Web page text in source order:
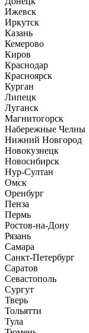
Ижевск
Иркутск
Казань
Кемерово
Киров
Краснодар
Красноярск
Курган
Липецк
Луганск
Магнитогорск
Набережные Челны
Нижний Новгород
Новокузнецк
Новосибирск
Нур-Султан
Омск
Оренбург
Пенза
Пермь
Ростов-на-Дону
Рязань
Самара
Санкт-Петербург
Саратов
Севастополь
Сургут
Тверь
Тольятти
Тула